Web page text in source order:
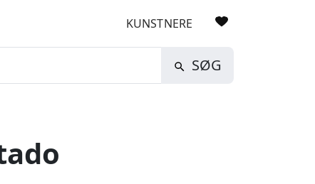
KUNSTNERE
SØG